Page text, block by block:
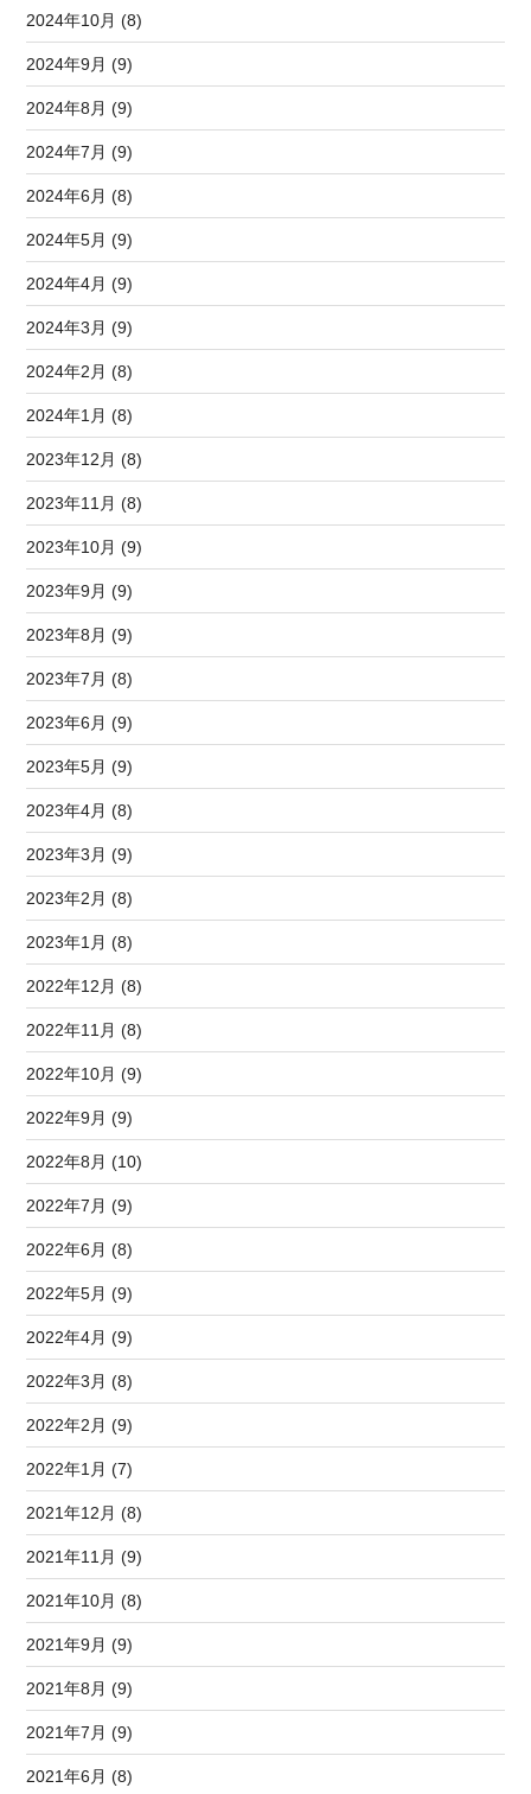
2024年10月 (8)
2024年9月 (9)
2024年8月 (9)
2024年7月 (9)
2024年6月 (8)
2024年5月 (9)
2024年4月 (9)
2024年3月 (9)
2024年2月 (8)
2024年1月 (8)
2023年12月 (8)
2023年11月 (8)
2023年10月 (9)
2023年9月 (9)
2023年8月 (9)
2023年7月 (8)
2023年6月 (9)
2023年5月 (9)
2023年4月 (8)
2023年3月 (9)
2023年2月 (8)
2023年1月 (8)
2022年12月 (8)
2022年11月 (8)
2022年10月 (9)
2022年9月 (9)
2022年8月 (10)
2022年7月 (9)
2022年6月 (8)
2022年5月 (9)
2022年4月 (9)
2022年3月 (8)
2022年2月 (9)
2022年1月 (7)
2021年12月 (8)
2021年11月 (9)
2021年10月 (8)
2021年9月 (9)
2021年8月 (9)
2021年7月 (9)
2021年6月 (8)